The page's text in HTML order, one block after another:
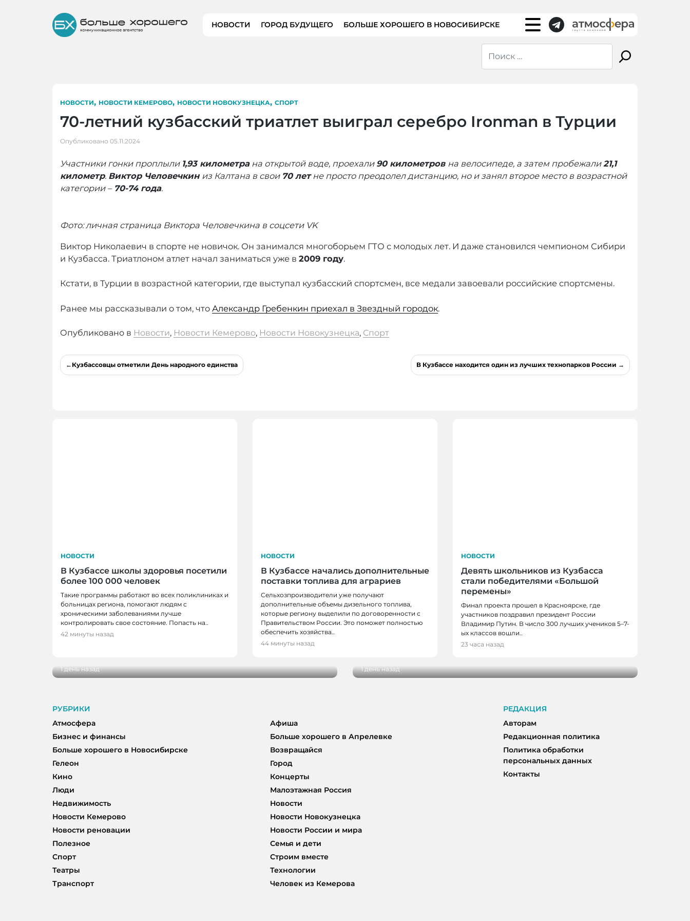
НОВОСТИ ГОРОД БУДУЩЕГО БОЛЬШЕ ХОРОШЕГО В НОВОСИБИРСКЕ
НОВОСТИ, НОВОСТИ КЕМЕРОВО, НОВОСТИ НОВОКУЗНЕЦКА, СПОРТ
70-летний кузбасский триатлет выиграл серебро Ironman в Турции
Опубликовано 05.11.2024
Участники гонки проплыли 1,93 километрана открытой воде, проехали 90 километров на велосипеде, а затем пробежали 21,1
километр. Виктор Человечкин из Калтана в свои 70 летне просто преодолел дистанцию, но и занял второе место в возрастной
категории –70-74 года.
Фото: личная страница Виктора Человечкина в соцсети VK
Виктор Николаевич в спорте не новичок. Он занимался многоборьем ГТО с молодых лет. И даже становился чемпионом Сибири
и Кузбасса. Триатлоном атлет начал заниматься уже в 2009 году.
Кстати, в Турции в возрастной категории, где выступал кузбасский спортсмен, все медали завоевали российские спортсмены.
Ранее мы рассказывали о том, что Александр Гребенкин приехал в Звездный городок.
Опубликовано в Новости, Новости Кемерово, Новости Новокузнецка, Спорт
Навигация
по
Кузбассовцы отметили День народного единства В Кузбассе находится один из лучших технопарков России
НОВОСТИ
В Кузбассе школы здоровья посетили
более 100 000 человек
Такие программы работают во всех поликлиниках и
больницах региона, помогают людям с
хроническими заболеваниями лучше
контролировать свое состояние. Попасть на..
42 минуты назад
НОВОСТИ
В Кузбассе начались дополнительные
поставки топлива для аграриев
Сельхозпроизводители уже получают
дополнительные объемы дизельного топлива,
которые региону выделили по договоренности с
Правительством России. Это поможет полностью
обеспечить хозяйства..
44 минуты назад
НОВОСТИ
Девять школьников из Кузбасса
стали победителями «Большой
перемены»
Финал проекта прошел в Красноярске, где
участников поздравил президент России
Владимир Путин. В число 300 лучших учеников 5–7-
ых классов вошли..
23 часа назад
НОВОСТИ, НОВОСТИ НОВОКУЗНЕЦКА
Поликлиника №6 в Новокузнецке ежедневно принимает
1 день назад 1 день назад
РУБРИКИ
Атмосфера
Афиша
Бизнес и финансы
Больше хорошего в Апрелевке
Больше хорошего в Новосибирске
Возвращайся
Гелеон
Город
Кино
Концерты
Люди
Малоэтажная Россия
Недвижимость
Новости
Новости Кемерово
Новости Новокузнецка
Новости реновации
Новости России и мира
Полезное
Семья и дети
Спорт
Строим вместе
Театры
Технологии
Транспорт
Человек из Кемерова
РЕДАКЦИЯ
Авторам
Редакционная политика
Политика обработки
персональных данных
Контакты